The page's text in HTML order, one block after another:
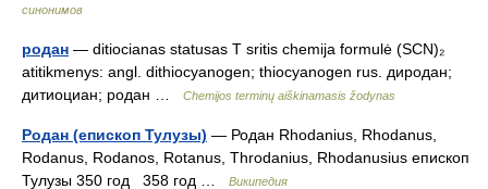
синонимов
родан — ditiocianas statusas T sritis chemija formulė (SCN)₂
atitikmenys: angl. dithiocyanogen; thiocyanogen rus. диродан;
дитиоциан; родан …
Chemijos terminų aiškinamasis žodynas
Родан (епископ Тулузы) — Родан Rhodanius, Rhodanus,
Rodanus, Rodanos, Rotanus, Throdanius, Rhodanusius епископ
Тулузы 350 год 358 год …
Википедия